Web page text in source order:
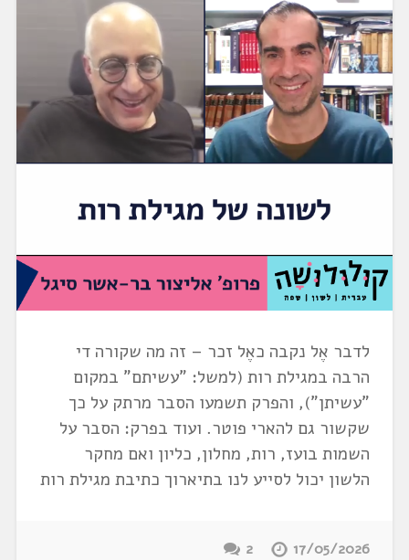
לדבר אֶל נקבה כאֶל זכר – זה מה שקורה די
הרבה במגילת רות (למשל: "עשיתם" במקום
"עשיתן"), והפרק תשמעו הסבר מרתק על כך
שקשור גם להארי פוטר. ועוד בפרק: הסבר על
השמות בועז, רות, מחלון, כליון ואם מחקר
הלשון יכול לסייע לנו בתיארוך כתיבת מגילת רות
17/05/2026
2